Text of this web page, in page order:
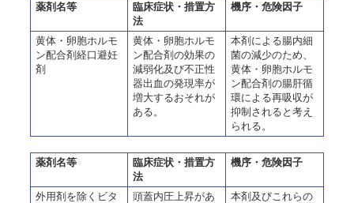
薬剤名等
臨床症状・措置方
法
機序・危険因子
黄体・卵胞ホルモ
ン配合剤経口避妊
剤
黄体・卵胞ホルモ
ン配合剤の効果の
減弱化及び不正性
器出血の発現率が
増大するおそれが
ある。
本剤による腸内細
菌の減少のため、
黄体・卵胞ホルモ
ン配合剤の腸肝循
環による再吸収が
抑制されると考え
られる。
薬剤名等
臨床症状・措置方
法
機序・危険因子
外用剤を除くビタ
頭蓋内圧上昇があ
本剤及びこれらの